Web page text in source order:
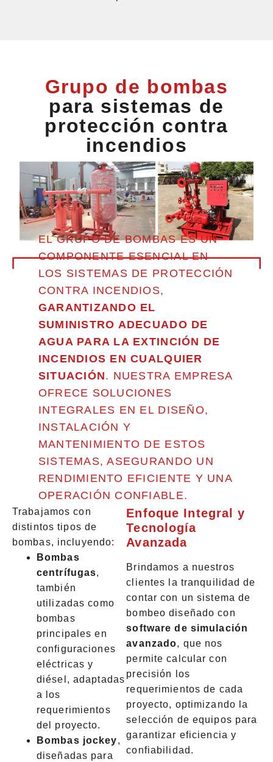
Grupo de bombas
para sistemas de
protección contra
incendios
EL GRUPO DE BOMBAS ES UN
COMPONENTE ESENCIAL EN
LOS SISTEMAS DE PROTECCIÓN
CONTRA INCENDIOS,
GARANTIZANDO EL
SUMINISTRO ADECUADO DE
AGUA PARA LA EXTINCIÓN DE
INCENDIOS EN CUALQUIER
SITUACIÓN. NUESTRA EMPRESA
OFRECE SOLUCIONES
INTEGRALES EN EL DISEÑO,
INSTALACIÓN Y
MANTENIMIENTO DE ESTOS
SISTEMAS, ASEGURANDO UN
RENDIMIENTO EFICIENTE Y UNA
OPERACIÓN CONFIABLE.
Trabajamos con
distintos tipos de
bombas, incluyendo:
Bombas
centrífugas,
también
utilizadas como
bombas
principales en
configuraciones
eléctricas y
diésel, adaptadas
a los
requerimientos
del proyecto.
Bombas jockey,
diseñadas para
Enfoque Integral y
Tecnología
Avanzada
Brindamos a nuestros
clientes la tranquilidad de
contar con un sistema de
bombeo diseñado con
software de simulación
avanzado, que nos
permite calcular con
precisión los
requerimientos de cada
proyecto, optimizando la
selección de equipos para
garantizar eficiencia y
confiabilidad.